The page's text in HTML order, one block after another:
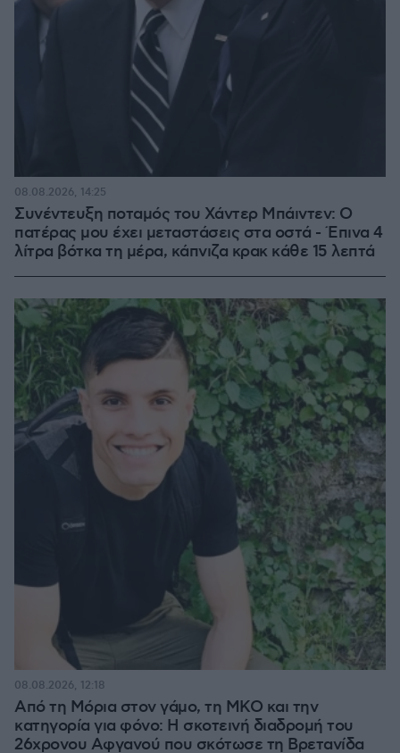
Συνέντευξη ποταμός του Χάντερ Μπάιντεν: Ο
πατέρας μου έχει μεταστάσεις στα οστά - Έπινα 4
λίτρα βότκα τη μέρα, κάπνιζα κρακ κάθε 15 λεπτά
08.08.2026, 14:25
Από τη Μόρια στον γάμο, τη ΜΚΟ και την
κατηγορία για φόνο: Η σκοτεινή διαδρομή του
26χρονου Αφγανού που σκότωσε τη Βρετανίδα
08.08.2026, 12:18